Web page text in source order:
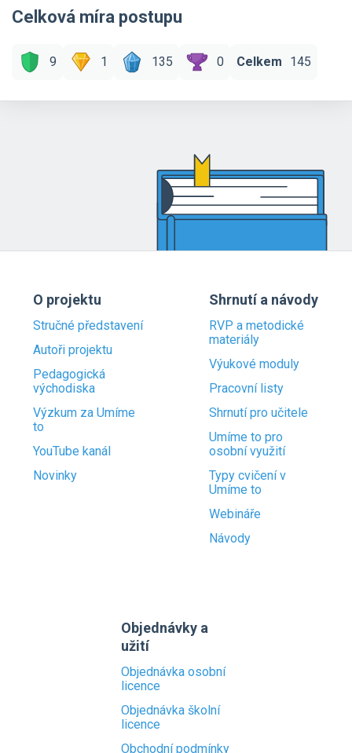
Celková míra postupu
9 1 135 0 Celkem 145
O projektu
Stručné představení
Autoři projektu
Pedagogická
východiska
Výzkum za Umíme
to
YouTube kanál
Novinky
Shrnutí a návody
RVP a metodické
materiály
Výukové moduly
Pracovní listy
Shrnutí pro učitele
Umíme to pro
osobní využití
Typy cvičení v
Umíme to
Webináře
Návody
Objednávky a
užití
Objednávka osobní
licence
Objednávka školní
licence
Obchodní podmínky